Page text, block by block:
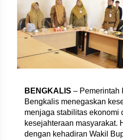
BENGKALIS – Pemerintah
Bengkalis menegaskan
menjaga stabilitas ekonomi
kesejahteraan masyarakat.
dengan kehadiran Wakil